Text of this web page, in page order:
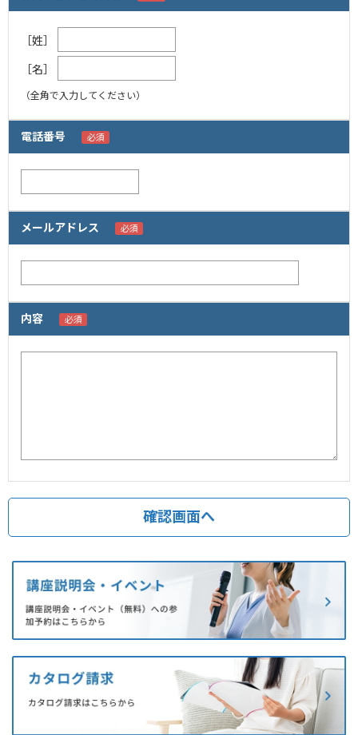
［姓］
［名］
（全角で入力してください）
電話番号
メールアドレス
内容